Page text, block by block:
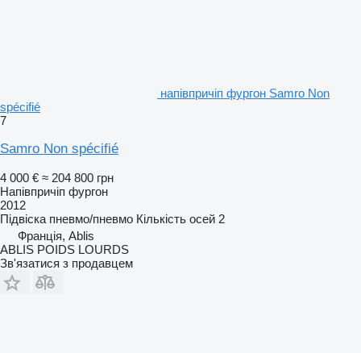
напівпричіп фургон Samro Non
spécifié
7
Samro Non spécifié
4 000 € ≈ 204 800 грн
Напівпричіп фургон
2012
Підвіска пневмо/пневмо Кількість осей 2
Франція, Ablis
ABLIS POIDS LOURDS
Зв'язатися з продавцем